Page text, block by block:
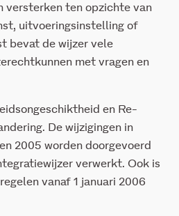
versterken ten opzichte van
uitvoeringsinstelling of
bevat de wijzer vele
met vragen en
en Re-
De wijzigingen in
2005 worden doorgevoerd
verwerkt. Ook is
vanaf 1 januari 2006